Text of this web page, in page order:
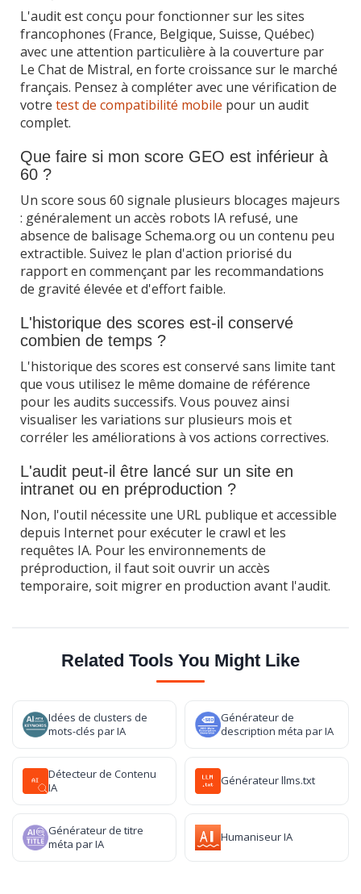
L'audit est conçu pour fonctionner sur les sites
francophones (France, Belgique, Suisse, Québec)
avec une attention particulière à la couverture par
Le Chat de Mistral, en forte croissance sur le marché
français. Pensez à compléter avec une vérification de
votre test de compatibilité mobile pour un audit
complet.
Que faire si mon score GEO est inférieur à
60 ?
Un score sous 60 signale plusieurs blocages majeurs
: généralement un accès robots IA refusé, une
absence de balisage Schema.org ou un contenu peu
extractible. Suivez le plan d'action priorisé du
rapport en commençant par les recommandations
de gravité élevée et d'effort faible.
L'historique des scores est-il conservé
combien de temps ?
L'historique des scores est conservé sans limite tant
que vous utilisez le même domaine de référence
pour les audits successifs. Vous pouvez ainsi
visualiser les variations sur plusieurs mois et
corréler les améliorations à vos actions correctives.
L'audit peut-il être lancé sur un site en
intranet ou en préproduction ?
Non, l'outil nécessite une URL publique et accessible
depuis Internet pour exécuter le crawl et les
requêtes IA. Pour les environnements de
préproduction, il faut soit ouvrir un accès
temporaire, soit migrer en production avant l'audit.
Related Tools You Might Like
Idées de clusters de
mots-clés par IA
Générateur de
description méta par IA
Détecteur de Contenu
IA
Générateur llms.txt
Générateur de titre
méta par IA
Humaniseur IA